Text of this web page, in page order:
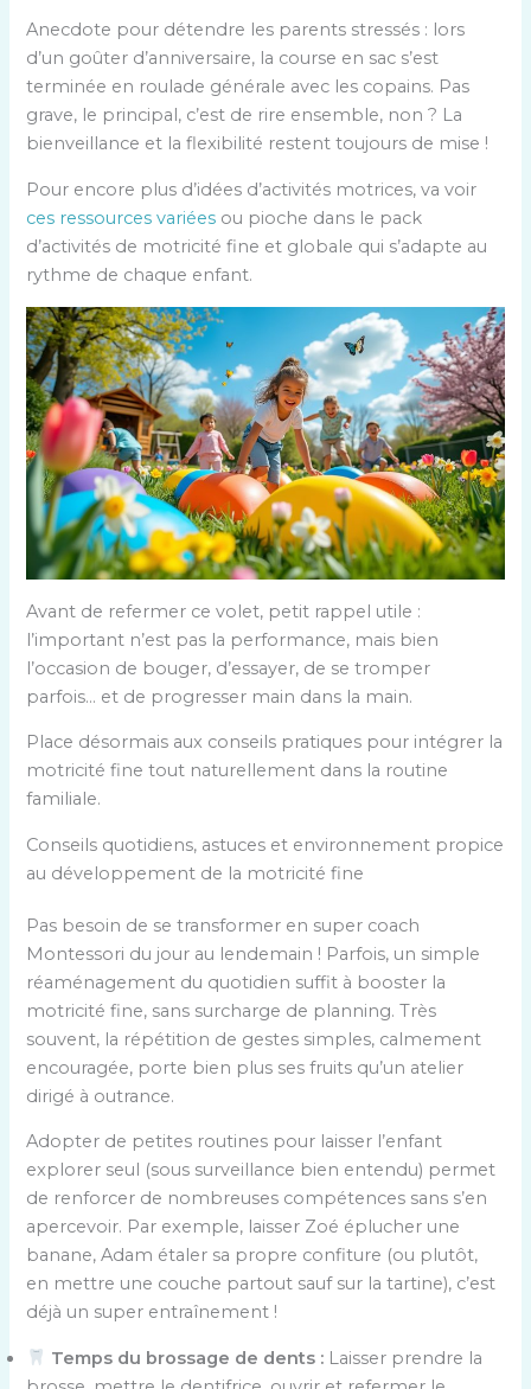
Anecdote pour détendre les parents stressés : lors
d’un goûter d’anniversaire, la course en sac s’est
terminée en roulade générale avec les copains. Pas
grave, le principal, c’est de rire ensemble, non ? La
bienveillance et la flexibilité restent toujours de mise !
Pour encore plus d’idées d’activités motrices, va voir
ces ressources variées ou pioche dans le pack
d’activités de motricité fine et globale qui s’adapte au
rythme de chaque enfant.
Avant de refermer ce volet, petit rappel utile :
l’important n’est pas la performance, mais bien
l’occasion de bouger, d’essayer, de se tromper
parfois… et de progresser main dans la main.
Place désormais aux conseils pratiques pour intégrer la
motricité fine tout naturellement dans la routine
familiale.
Conseils quotidiens, astuces et environnement propice
au développement de la motricité fine
Pas besoin de se transformer en super coach
Montessori du jour au lendemain ! Parfois, un simple
réaménagement du quotidien suffit à booster la
motricité fine, sans surcharge de planning. Très
souvent, la répétition de gestes simples, calmement
encouragée, porte bien plus ses fruits qu’un atelier
dirigé à outrance.
Adopter de petites routines pour laisser l’enfant
explorer seul (sous surveillance bien entendu) permet
de renforcer de nombreuses compétences sans s’en
apercevoir. Par exemple, laisser Zoé éplucher une
banane, Adam étaler sa propre confiture (ou plutôt,
en mettre une couche partout sauf sur la tartine), c’est
déjà un super entraînement !
Temps du brossage de dents : Laisser prendre la